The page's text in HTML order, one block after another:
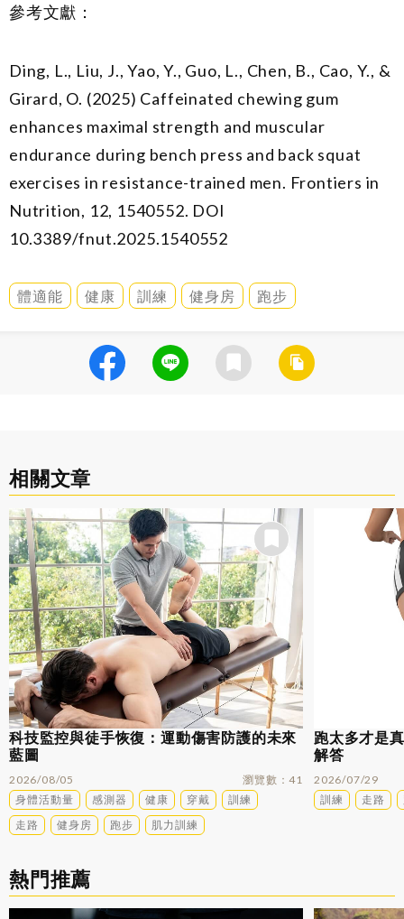
參考文獻：
Ding, L., Liu, J., Yao, Y., Guo, L., Chen, B., Cao, Y., &
Girard, O. (2025) Caffeinated chewing gum
enhances maximal strength and muscular
endurance during bench press and back squat
exercises in resistance-trained men. Frontiers in
Nutrition, 12, 1540552. DOI
10.3389/fnut.2025.1540552
體適能 健康 訓練 健身房 跑步
相關文章
科技監控與徒手恢復：運動傷害防護的未來
藍圖
2026/08/05 瀏覽數
41
身體活動量
感測器 健康 穿戴
訓練
走路
健身房 跑步 肌力訓練
跑太多才是
解答
2026/07/29
訓練
走路
熱門推薦